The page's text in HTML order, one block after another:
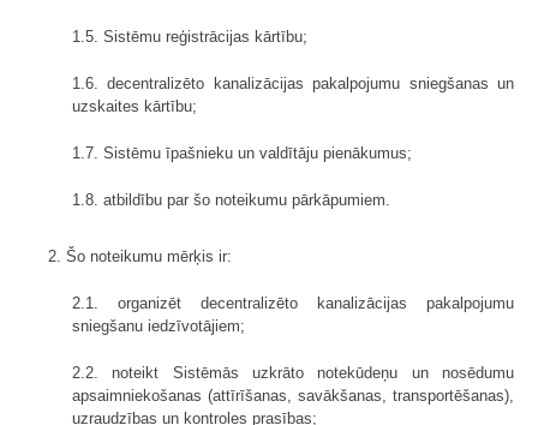
1.5. Sistēmu reģistrācijas kārtību;
1.6. decentralizēto kanalizācijas pakalpojumu sniegšanas un
uzskaites kārtību;
1.7. Sistēmu īpašnieku un valdītāju pienākumus;
1.8. atbildību par šo noteikumu pārkāpumiem.
2. Šo noteikumu mērķis ir:
2.1. organizēt decentralizēto kanalizācijas pakalpojumu
sniegšanu iedzīvotājiem;
2.2. noteikt Sistēmās uzkrāto notekūdeņu un nosēdumu
apsaimniekošanas (attīrīšanas, savākšanas, transportēšanas),
uzraudzības un kontroles prasības;